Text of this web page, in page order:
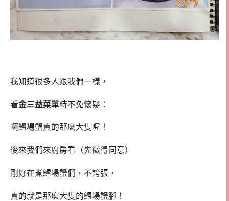
我知道很多人跟我們一樣，
看金三益菜單時不免懷疑：
啊鱈場蟹真的那麼大隻喔！
後來我們來廚房看（先徵得同意）
剛好在煮鱈場蟹們，不誇張，
真的就是那麼大隻的鱈場蟹腳！